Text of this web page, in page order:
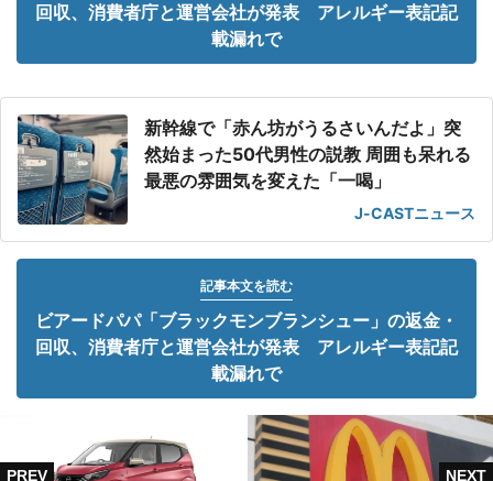
回収、消費者庁と運営会社が発表 アレルギー表記記
載漏れで
新幹線で「赤ん坊がうるさいんだよ」突
然始まった50代男性の説教 周囲も呆れる
最悪の雰囲気を変えた「一喝」
J-CASTニュース
記事本文を読む
ビアードパパ「ブラックモンブランシュー」の返金・
回収、消費者庁と運営会社が発表 アレルギー表記記
載漏れで